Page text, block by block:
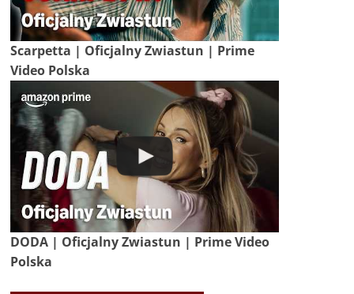
Scarpetta | Oficjalny Zwiastun | Prime
Video Polska
DODA | Oficjalny Zwiastun | Prime Video
Polska